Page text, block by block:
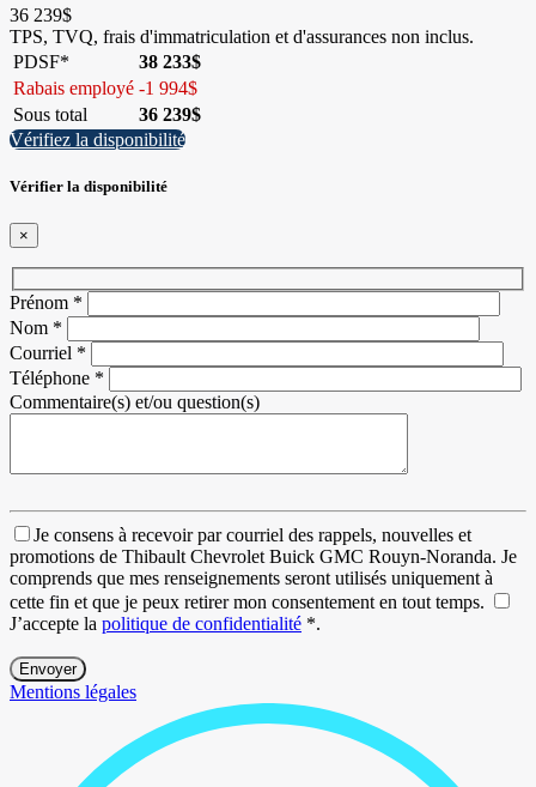
36 239$
TPS, TVQ, frais d'immatriculation et d'assurances non inclus.
PDSF*
38 233$
Rabais employé -1 994$
Sous total
36 239$
Vérifiez la disponibilité
Vérifier la disponibilité
×
Prénom *
Nom *
Courriel *
Téléphone *
Commentaire(s) et/ou question(s)
Je consens à recevoir par courriel des rappels, nouvelles et
promotions de Thibault Chevrolet Buick GMC Rouyn-Noranda. Je
comprends que mes renseignements seront utilisés uniquement à
cette fin et que je peux retirer mon consentement en tout temps.
J’accepte la politique de confidentialité *.
Mentions légales